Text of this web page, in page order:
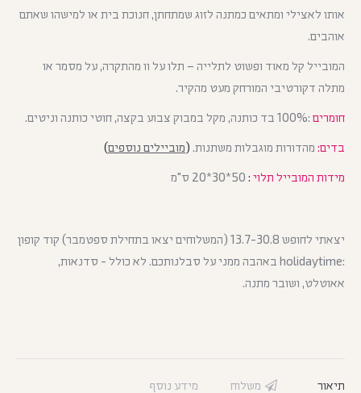
אותו לאצילי ומתאים כמתנה לזוג שמתחתן, חנוכת בית או למישהו שאתם
אוהבים.
המובייל קל מאוד ופשוט לתלייה – תלו על וו מהתקרה, על מסמר או
מתלה דקורטיבי המורחק מעט מהקיר.
חומרים :100% בד כותנה, מקל במבוק צבוע בקצה, חוטי כותנה וניטים.
בדים: מהדורות מוגבלות משתנות. (מוביילים נוספים)
מידות המובייל תלוי :
יצאתי לחופש 13.7-30.8 (המשלוחים יצאו בתחילת ספטמבר) קוד קופון
:holidaytime באהבה ממני על סבלנותכם. לא כולל - סדנאות,
אאוטלט, ושובר מתנה.
תיאור משלוח מידע נוסף